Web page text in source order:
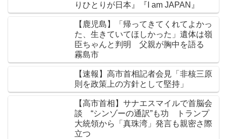
りひとりが日本』『I am JAPAN』
【鹿児島】「帰ってきてくれてよかっ
た、生きていてほしかった」遺体は嶺
臣ちゃんと判明 父親が胸中を語る
霧島市
【速報】高市首相記者会見「非核三原
則を政策上の方針として堅持」
【高市首相】サナエスマイルで首脳会
談 “シンゾーの通訳”も功 トランプ
大統領から「真珠湾」発言も親密さ際
立つ